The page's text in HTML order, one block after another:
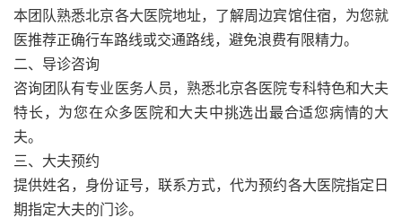
本团队熟悉北京各大医院地址，了解周边宾馆住宿，为您就
医推荐正确行车路线或交通路线，避免浪费有限精力。
二、导诊咨询
咨询团队有专业医务人员，熟悉北京各医院专科特色和大夫
特长，为您在众多医院和大夫中挑选出最合适您病情的大
夫。
三、大夫预约
提供姓名，身份证号，联系方式，代为预约各大医院指定日
期指定大夫的门诊。